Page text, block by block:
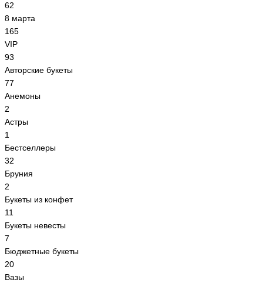
62
8 марта
165
VIP
93
Авторские букеты
77
Анемоны
2
Астры
1
Бестселлеры
32
Бруния
2
Букеты из конфет
11
Букеты невесты
7
Бюджетные букеты
20
Вазы